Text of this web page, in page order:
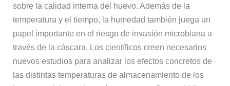
sobre la calidad interna del huevo. Además de la
temperatura y el tiempo, la humedad también juega un
papel importante en el riesgo de invasión microbiana a
través de la cáscara. Los científicos creen necesarios
nuevos estudios para analizar los efectos concretos de
las distintas temperaturas de almacenamiento de los